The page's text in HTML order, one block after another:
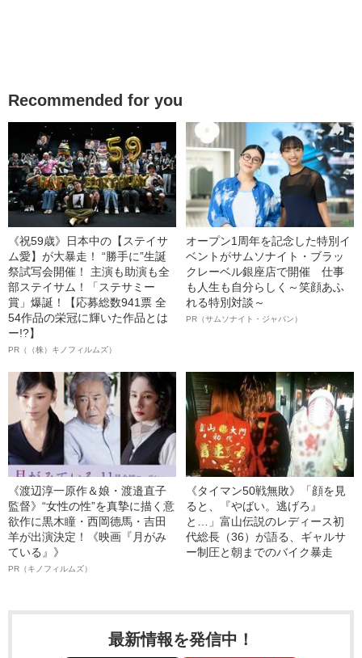
Recommended for you
《祝59歳》日本中の【ステイサ
ム愛】が大暴走！ “勝手に”生誕
祭試写会開催！ 主演も助演も全
部ステイサム！「ステサミー
賞」爆誕！【応募総数941票 全
54作品の栄冠に輝いた作品とは
ー!?】
PR（（株）キノフィルムズ）
オープン1周年を記念した特別イ
ベントがサムソナイト・ブラッ
クレーベル銀座店で開催 仕事
も人生も自分らしく～笑顔あふ
れる特別対談～
PR（サムソナイト・ジャパン）
《渡辺淳一原作＆娘・渡邉直子
監督》“女性の性”を真摯に描く意
欲作に黒木瞳・西岡德馬・吉田
羊が出演決定！《映画『月がみ
ている』》
PR（キノフィルムズ）
《タイマン50戦無敗》「顔を見
ると、『やばい。逃げろ』
と…」富山伝説のレディース初
代総長（36）が語る、ギャルサ
ー制圧と朝までのバイク暴走
最新情報を発信中！